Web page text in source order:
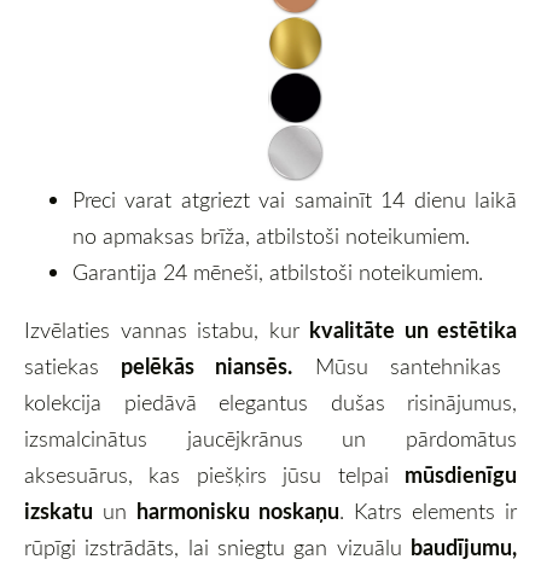
Preci varat atgriezt vai samainīt 14 dienu laikā
no apmaksas brīža, atbilstoši noteikumiem.
Garantija 24 mēneši, atbilstoši noteikumiem.
Izvēlaties vannas istabu, kur kvalitāte un estētika
satiekas pelēkās niansēs. Mūsu santehnikas
kolekcija piedāvā elegantus dušas risinājumus,
izsmalcinātus jaucējkrānus un pārdomātus
aksesuārus, kas piešķirs jūsu telpai mūsdienīgu
izskatu un harmonisku noskaņu. Katrs elements ir
rūpīgi izstrādāts, lai sniegtu gan vizuālu baudījumu,